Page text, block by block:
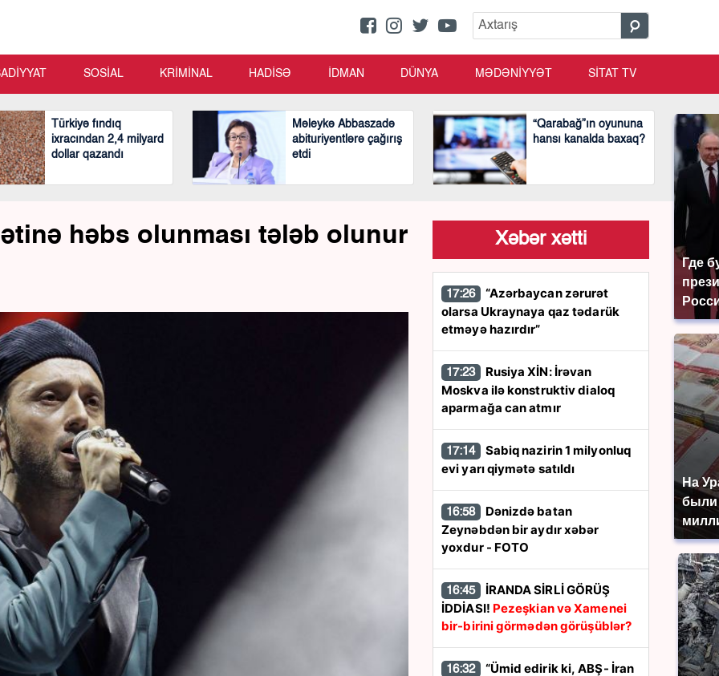
Где
На
были
SOSİAL KRİMİNAL HADİSƏ İDMAN DÜNYA MƏDƏNİYYƏT SİTAT TV
Türkiyə fındıq
ixracından 2,4 milyard
dollar qazandı
Məleykə Abbaszadə
abituriyentlərə çağırış
etdi
“Qarabağ”ın oyununa
hansı kanalda baxaq?
həbs olunması tələb olunur Xəbər xətti
17:26
olarsa Ukraynaya qaz tədarük
etməyə hazırdır”
17:23
Moskva ilə konstruktiv dialoq
aparmağa can atmır
17:14
evi yarı qiymətə satıldı
16:58
Zeynəbdən bir aydır xəbər
yoxdur - FOTO
16:45
İDDİASI! Pezeşkian və Xamenei
bir-birini görmədən görüşüblər?
16:32